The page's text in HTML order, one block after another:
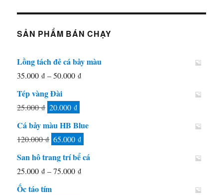
SẢN PHẨM BÁN CHẠY
Lồng tách đẻ cá bảy màu
35.000₫ – 50.000₫
đến
50.000 ₫
Tép vàng Đài
25.000₫ Giá
gốc
là:
25.000 ₫.
20.000₫
hiện
tại
là:
20.000 ₫.
Cá bảy màu HB Blue
120.000₫ Giá
là:
65.000₫
hiện
San hô trang trí bể cá
25.000₫ – 75.000₫
Ốc táo tím